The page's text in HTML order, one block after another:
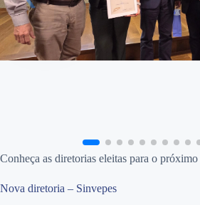
Conheça as diretorias eleitas para o
Nova diretoria – Sinvepes